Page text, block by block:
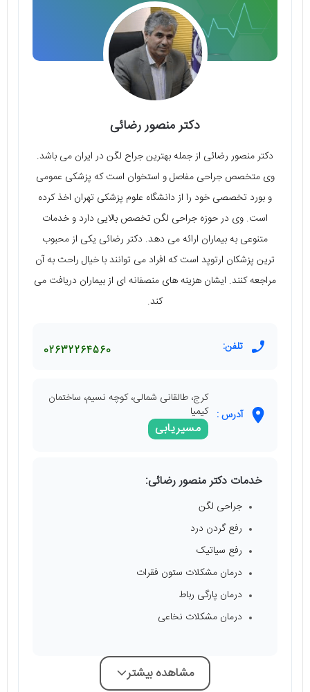
دکتر منصور رضائی
دکتر منصور رضائی از جمله بهترین جراح لگن در ایران می باشد.
وی متخصص جراحی مفاصل و استخوان است که پزشکی عمومی
و بورد تخصصی خود را از دانشگاه علوم پزشکی تهران اخذ کرده
است. وی در حوزه جراحی لگن تخصص بالایی دارد و خدمات
متنوعی به بیماران ارائه می دهد. دکتر رضائی یکی از محبوب
ترین پزشکان ارتوپد است که افراد می توانند با خیال راحت به آن
مراجعه کنند. ایشان هزینه های منصفانه ای از بیماران دریافت می
کند.
تلفن: 02632264560
آدرس :
کرج، طالقانی شمالی، کوچه نسیم، ساختمان
کیمیا
مسیریابی
خدمات دکتر منصور رضائی:
جراحی لگن
رفع گردن درد
رفع سیاتیک
درمان مشکلات ستون فقرات
درمان پارگی رباط
درمان مشکلات نخاعی
مشاهده بیشتر